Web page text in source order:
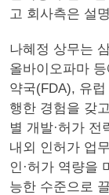
고 회사측은 설
나혜정 상무는
올바이오파마
약국(FDA), 유
행한 경험을 갖
별 개발·허가
내외 인허가 업
인·허가 역량을
능한 수준으로